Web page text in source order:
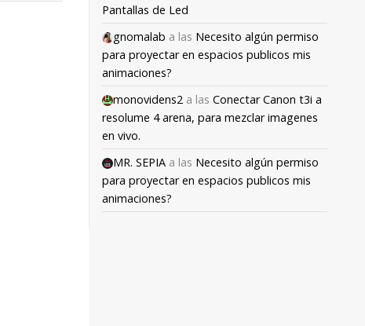
Pantallas de Led
gnomalab a las Necesito algún permiso
para proyectar en espacios publicos mis
animaciones?
monovidens2 a las Conectar Canon t3i a
resolume 4 arena, para mezclar imagenes
en vivo.
MR. SEPIA a las Necesito algún permiso
para proyectar en espacios publicos mis
animaciones?